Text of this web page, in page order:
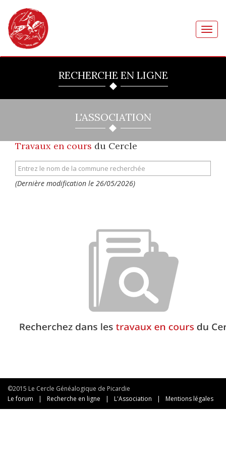
RECHERCHE EN LIGNE
L'ASSOCIATION
Travaux en cours du Cercle
(Dernière modification le 26/05/2026)
©2015 Le Cercle Généalogique de Picardie
Le forum
| Recherche en ligne | L'Association | Mentions légales